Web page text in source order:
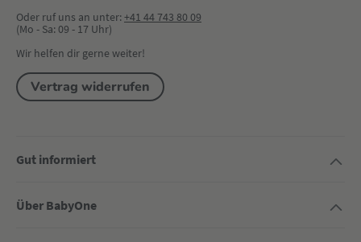
Oder ruf uns an unter:+41 44 743 80 09
(Mo - Sa: 09 - 17 Uhr)
Wir helfen dir gerne weiter!
Vertrag widerrufen
Gut informiert
Über BabyOne